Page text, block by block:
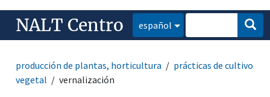
NALT Centro español
producción de plantas, horticultura
prácticas de cultivo
vegetal
vernalización